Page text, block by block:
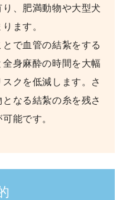
、肥満動物や大型犬
ます。
で血管の結紮をする
身麻酔の時間を大幅
クを低減します。さ
なる結紮の糸を残さ
能です。